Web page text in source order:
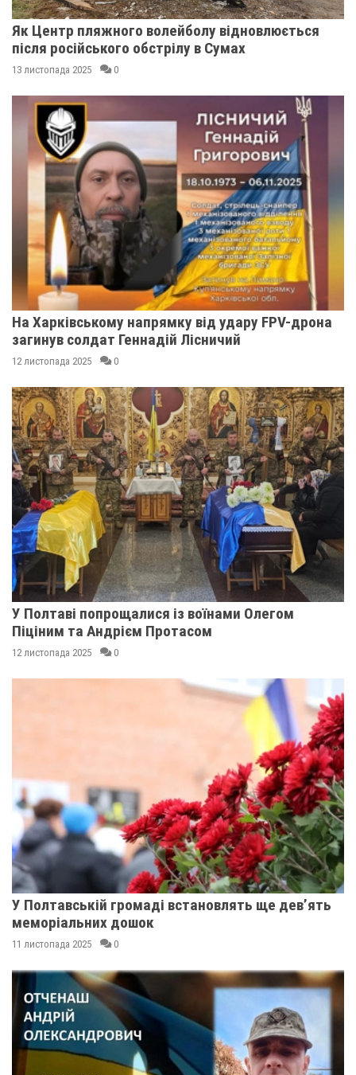
Як Центр пляжного волейболу відновлюється
після російського обстрілу в Сумах
13 листопада 2025 0
На Харківському напрямку від удару FPV-дрона
загинув солдат Геннадій Лісничий
12 листопада 2025 0
У Полтаві попрощалися із воїнами Олегом
Піціним та Андрієм Протасом
12 листопада 2025 0
У Полтавській громаді встановлять ще дев’ять
меморіальних дошок
11 листопада 2025 0